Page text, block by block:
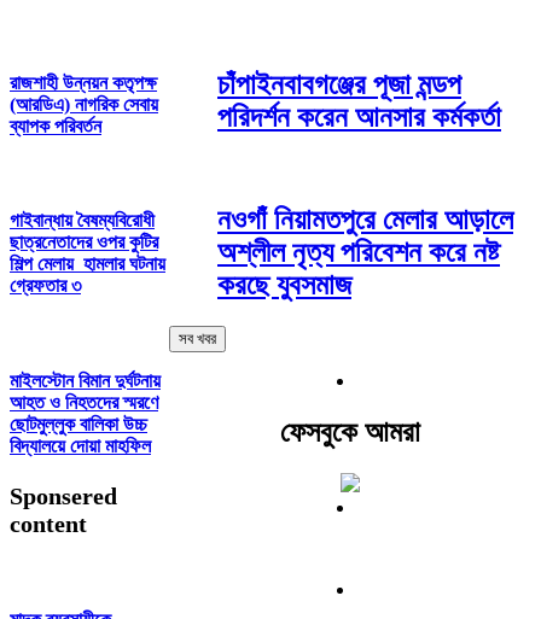
রাজশাহী উন্নয়ন কতৃপক্ষ
(আরডিএ) নাগরিক সেবায়
ব্যাপক পরিবর্তন
গাইবান্ধায় বৈষম্যবিরোধী
ছাত্রনেতাদের ওপর কুটির
শিল্প মেলায় হামলার ঘটনায়
গ্রেফতার ৩
মাইলস্টোন বিমান দুর্ঘটনায়
আহত ও নিহতদের স্মরণে
ছোটমুল্লুক বালিকা উচ্চ
বিদ্যালয়ে দোয়া মাহফিল
Sponsered
content
চাঁপাইনবাবগঞ্জের পূজা মন্ডপ
পরিদর্শন করেন আনসার কর্মকর্তা
নওগাঁ নিয়ামতপুরে মেলার আড়ালে
অশ্লীল নৃত্য পরিবেশন করে নষ্ট
করছে যুবসমাজ
সব খবর
ফেসবুকে আমরা